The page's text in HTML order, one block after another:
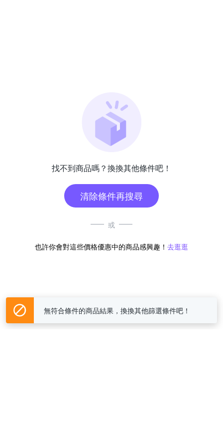
找不到商品嗎？換換其他條件吧！
清除條件再搜尋
或
也許你會對這些價格優惠中的商品感興趣！ 去逛逛
無符合條件的商品結果，換換其他篩選條件吧！